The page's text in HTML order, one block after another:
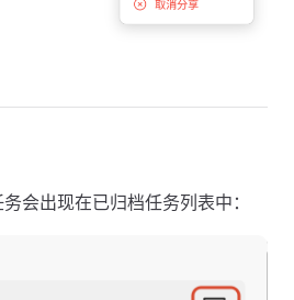
会出现在已归档任务列表中：